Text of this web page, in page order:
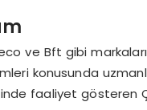
ve Bft gibi
konusunda
faaliyet gösteren